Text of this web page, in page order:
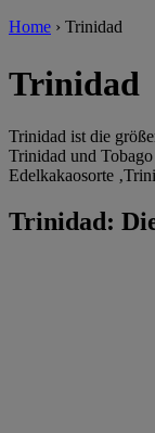
Home › Trinidad
Trinidad
Trinidad ist die
Trinidad und
Edelkakaosorte
Trinidad: